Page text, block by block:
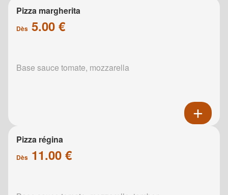
Pizza margherita
Dès 5.00 €
Base sauce tomate, mozzarella
Pizza régina
Dès 11.00 €